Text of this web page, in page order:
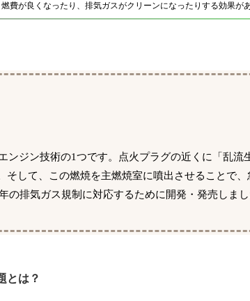
費が良くなったり、排気ガスがクリーンになったりする効果が
ンジン技術の1つです。点火プラグの近くに「乱
そして、この燃焼を主燃焼室に噴出させることで
の排気ガス規制に対応するために開発・発売しまし
とは？